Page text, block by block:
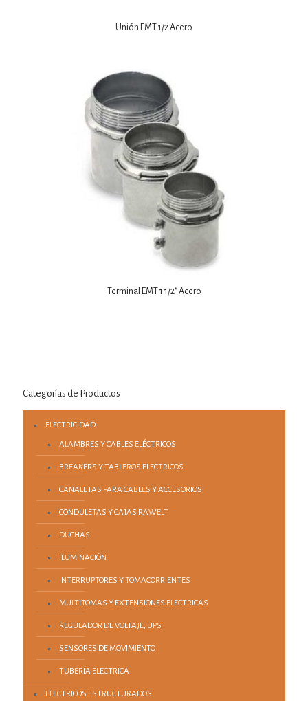
Unión EMT 1/2 Acero
Terminal EMT 1 1/2″ Acero
Categorías de Productos
ELECTRICIDAD
ALAMBRES Y CABLES ELÉCTRICOS
BREAKERS Y TABLEROS ELECTRICOS
CANALETAS PARA CABLES Y ACCESORIOS
CONDULETAS Y CAJAS RAWELT
DUCHAS
ILUMINACIÓN
INTERRUPTORES Y TOMACORRIENTES
MULTITOMAS Y EXTENSIONES ELECTRICAS
REGULADOR DE VOLTAJE, UPS
SENSORES DE MOVIMIENTO
TUBERÍA ELECTRICA
ELECTRICOS ESTRUCTURADOS